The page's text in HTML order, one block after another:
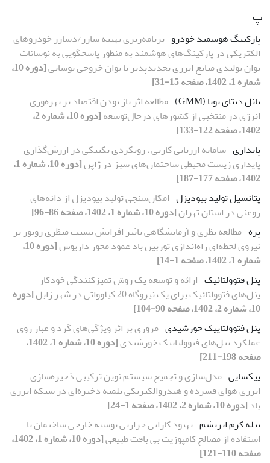
پ
پارکینگ هوشمند خودرو برنامه‌ریزی بهینه شارژ/دشارژ خودروهای
الکتریکی در پارکینگ‌های هوشمند به منظور پاسخگویی به نوسانات
توان تولیدی منابع انرژی تجدیدپذیر با توان خروجی نوسانی
[دوره 10،
شماره 1، 1402، صفحه 15-31]
پانل دیتای پویا (GMM)
مطالعه اثر باز بودن اقتصاد بر بهره‌وری
انرژی در منتخبی از کشورهای درحال‌توسعه
[دوره 10، شماره 2،
1402، صفحه 122-133]
پایداری سامانه ارزیابی کازبی ، رویکردی تکنیکی در ارزش‌گذاری
پایداری زیست محیطی ساختمان‌های سبز در ژاپن
[دوره 10، شماره 1،
1402، صفحه 177-187]
پتانسیل تولید بیودیزل امکان‌‌سنجی تولید بیودیزل از دانه‌‌های
روغنی در استان تهران[دوره 10، شماره 1، 1402، صفحه 86-96]
پره مطالعه نظری و آزمایشگاهی تاثیر افزایش نسبت منظری روتور بر
نیروی لحظه‌ای راه‌اندازی توربین باد عمود محور داریوس
[دوره 10،
شماره 1، 1402، صفحه 1-14]
پنل فتوولتائیک ارائه و توسعه یک روش تمیزکنندگی خودکار
پنل‌های فتوولتائیک برای یک نیروگاه 20 کیلوواتی در شهر زابل
[دوره
10، شماره 2، 1402، صفحه 90-104]
پنل فتوولتاییک خورشیدی مروری بر اثر ویژگی‌های گرد و غبار روی
عملکرد پنل‌های فتوولتاییک خورشیدی
[دوره 10، شماره 1، 1402،
صفحه 198-211]
پیکسایی مدل‌سازی و تجمیع سیستم نوین ترکیبی ذخیره‌سازی
انرژی هوای فشرده و هیدروالکتریکی تلمبه ذخیره‌ای در شبکه انرژی
باد[دوره 10، شماره 2، 1402، صفحه 1-24]
پیله کرم ابریشم بهبود کارایی حرارتی پوسته خارجی ساختمان با
استفاده از مصالح کامپوزیت بی بافت طبیعی
[دوره 10، شماره 1، 1402،
صفحه 110-121]